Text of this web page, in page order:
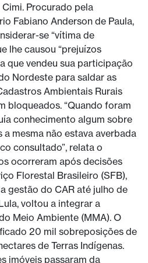
Procurado pela
Fabiano Anderson de Paula,
se “vítima de
lhe causou “prejuízos
que vendeu sua participação
Nordeste para saldar as
Ambientais Rurais
bloqueados. “Quando foram
conhecimento algum sobre
mesma não estava averbada
consultado”, relata o
ocorreram após decisões
Florestal Brasileiro (SFB),
gestão do CAR até julho de
voltou a integrar a
Meio Ambiente (MMA). O
20 mil sobreposições de
de Terras Indígenas.
imóveis passaram da